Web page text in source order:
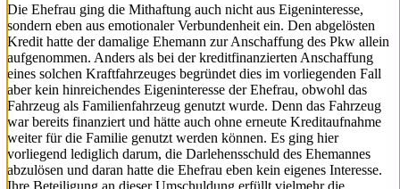
Die Ehefrau ging die Mithaftung auch nicht aus Eigeninteresse,
sondern eben aus emotionaler Verbundenheit ein. Den abgelösten
Kredit hatte der damalige Ehemann zur Anschaffung des Pkw allein
aufgenommen. Anders als bei der kreditfinanzierten Anschaffung
eines solchen Kraftfahrzeuges begründet dies im vorliegenden Fall
aber kein hinreichendes Eigeninteresse der Ehefrau, obwohl das
Fahrzeug als Familienfahrzeug genutzt wurde. Denn das Fahrzeug
war bereits finanziert und hätte auch ohne erneute Kreditaufnahme
weiter für die Familie genutzt werden können. Es ging hier
vorliegend lediglich darum, die Darlehensschuld des Ehemannes
abzulösen und daran hatte die Ehefrau eben kein eigenes Interesse.
Ihre Beteiligung an dieser Umschuldung erfüllt vielmehr die